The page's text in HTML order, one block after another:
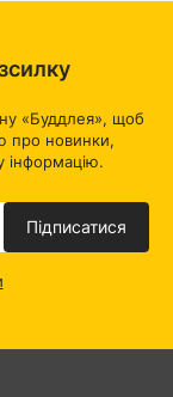
«Буддлея», щоб
про новинки,
інформацію.
Підписатися